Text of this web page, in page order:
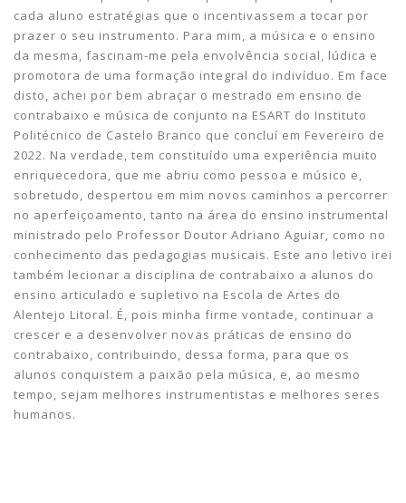
cada aluno estratégias que o incentivassem a tocar por
prazer o seu instrumento. Para mim, a música e o ensino
da mesma, fascinam-me pela envolvência social, lúdica e
promotora de uma formação integral do indivíduo. Em face
disto, achei por bem abraçar o mestrado em ensino de
contrabaixo e música de conjunto na ESART do Instituto
Politécnico de Castelo Branco que concluí em Fevereiro de
2022. Na verdade, tem constituído uma experiência muito
enriquecedora, que me abriu como pessoa e músico e,
sobretudo, despertou em mim novos caminhos a percorrer
no aperfeiçoamento, tanto na área do ensino instrumental
ministrado pelo Professor Doutor Adriano Aguiar, como no
conhecimento das pedagogias musicais. Este ano letivo irei
também lecionar a disciplina de contrabaixo a alunos do
ensino articulado e supletivo na Escola de Artes do
Alentejo Litoral. É, pois minha firme vontade, continuar a
crescer e a desenvolver novas práticas de ensino do
contrabaixo, contribuindo, dessa forma, para que os
alunos conquistem a paixão pela música, e, ao mesmo
tempo, sejam melhores instrumentistas e melhores seres
humanos.